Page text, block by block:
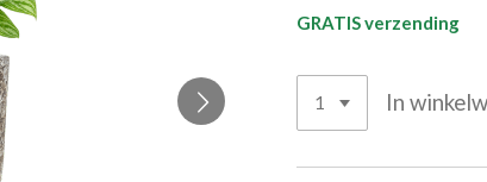
GRATIS verzending
In